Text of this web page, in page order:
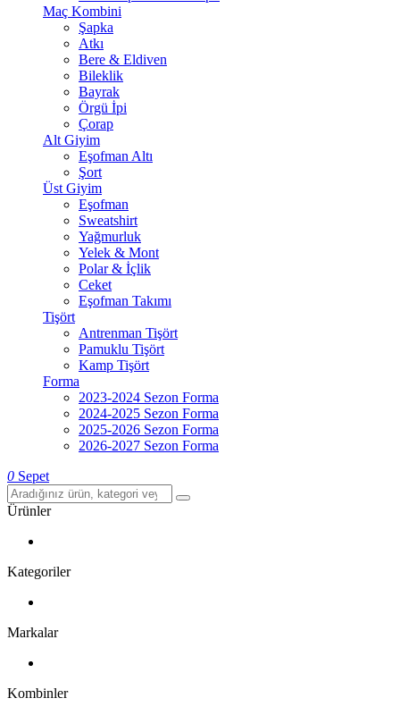
Maç Kombini
Şapka
Atkı
Bere & Eldiven
Bileklik
Bayrak
Örgü İpi
Çorap
Alt Giyim
Eşofman Altı
Şort
Üst Giyim
Eşofman
Sweatshirt
Yağmurluk
Yelek & Mont
Polar & İçlik
Ceket
Eşofman Takımı
Tişört
Antrenman Tişört
Pamuklu Tişört
Kamp Tişört
Forma
2023-2024 Sezon Forma
2024-2025 Sezon Forma
2025-2026 Sezon Forma
2026-2027 Sezon Forma
0 Sepet
Ürünler
Kategoriler
Markalar
Kombinler